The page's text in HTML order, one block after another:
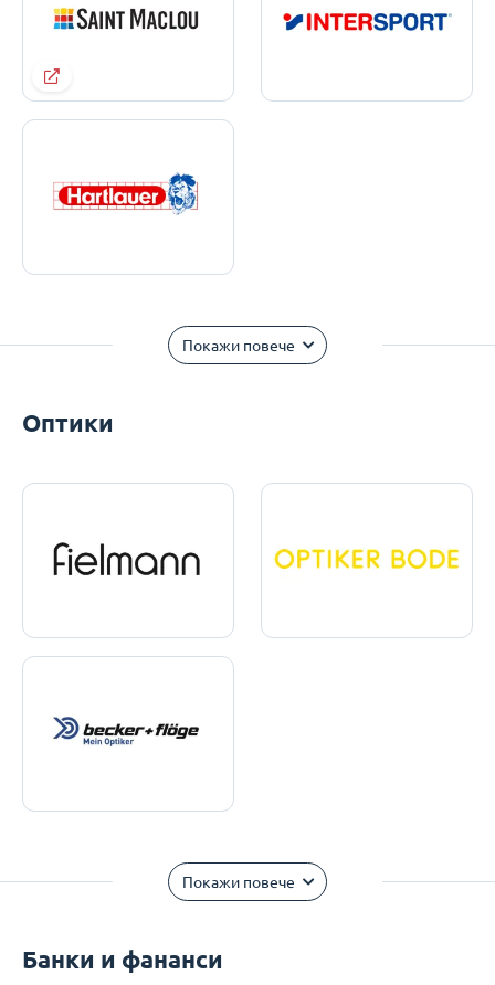
Покажи повече
Оптики
Покажи повече
Банки и фананси